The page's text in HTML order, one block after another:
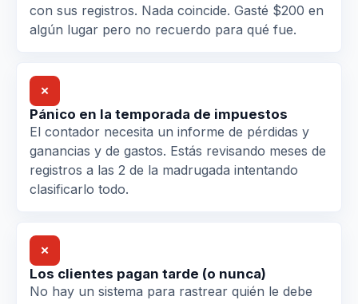
con sus registros. Nada coincide. Gasté $200 en
algún lugar pero no recuerdo para qué fue.
✗
Pánico en la temporada de impuestos
El contador necesita un informe de pérdidas y
ganancias y de gastos. Estás revisando meses de
registros a las 2 de la madrugada intentando
clasificarlo todo.
✗
Los clientes pagan tarde (o nunca)
No hay un sistema para rastrear quién le debe